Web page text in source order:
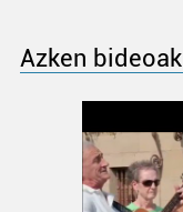
Azken bideoak